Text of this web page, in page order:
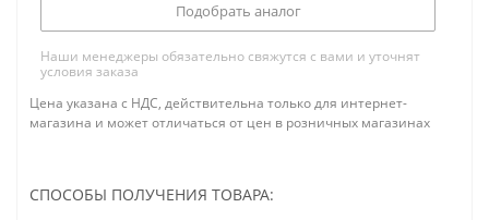
Подобрать аналог
Наши менеджеры обязательно свяжутся с вами и уточнят
условия заказа
Цена указана с НДС, действительна только для интернет-
магазина и может отличаться от цен в розничных магазинах
СПОСОБЫ ПОЛУЧЕНИЯ ТОВАРА: